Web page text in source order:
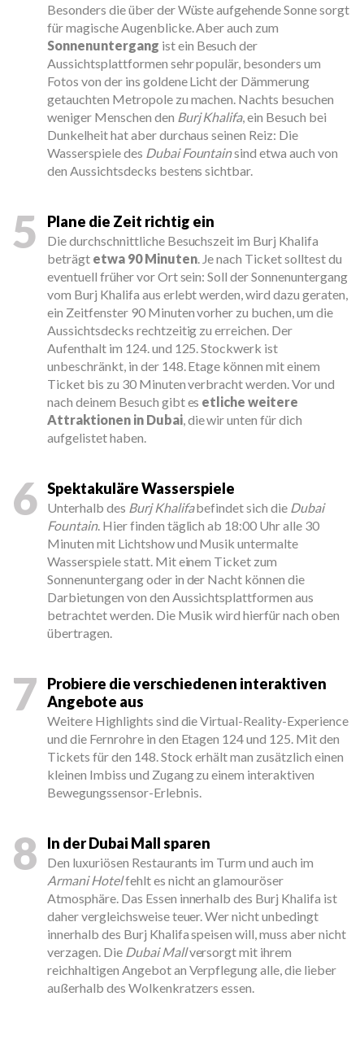
Besonders die über der Wüste aufgehende Sonne sorgt
für magische Augenblicke. Aber auch zum
Sonnenuntergang ist ein Besuch der
Aussichtsplattformen sehr populär, besonders um
Fotos von der ins goldene Licht der Dämmerung
getauchten Metropole zu machen. Nachts besuchen
weniger Menschen den Burj Khalifa, ein Besuch bei
Dunkelheit hat aber durchaus seinen Reiz: Die
Wasserspiele des Dubai Fountainsind etwa auch von
den Aussichtsdecks bestens sichtbar.
5 Plane die Zeit richtig ein
Die durchschnittliche Besuchszeit im Burj Khalifa
beträgt etwa 90 Minuten. Je nach Ticket solltest du
eventuell früher vor Ort sein: Soll der Sonnenuntergang
vom Burj Khalifa aus erlebt werden, wird dazu geraten,
ein Zeitfenster 90 Minuten vorher zu buchen, um die
Aussichtsdecks rechtzeitig zu erreichen. Der
Aufenthalt im 124. und 125. Stockwerk ist
unbeschränkt, in der 148. Etage können mit einem
Ticket bis zu 30 Minuten verbracht werden. Vor und
nach deinem Besuch gibt es etliche weitere
Attraktionen in Dubai, die wir unten für dich
aufgelistet haben.
6 Spektakuläre Wasserspiele
Unterhalb des Burj Khalifabefindet sich die Dubai
Fountain. Hier finden täglich ab 18:00 Uhr alle 30
Minuten mit Lichtshow und Musik untermalte
Wasserspiele statt. Mit einem Ticket zum
Sonnenuntergang oder in der Nacht können die
Darbietungen von den Aussichtsplattformen aus
betrachtet werden. Die Musik wird hierfür nach oben
übertragen.
7
Probiere die verschiedenen interaktiven
Angebote aus
Weitere Highlights sind die Virtual-Reality-Experience
und die Fernrohre in den Etagen 124 und 125. Mit den
Tickets für den 148. Stock erhält man zusätzlich einen
kleinen Imbiss und Zugang zu einem interaktiven
Bewegungssensor-Erlebnis.
8 In der Dubai Mall sparen
Den luxuriösen Restaurants im Turm und auch im
Armani Hotelfehlt es nicht an glamouröser
Atmosphäre. Das Essen innerhalb des Burj Khalifa ist
daher vergleichsweise teuer. Wer nicht unbedingt
innerhalb des Burj Khalifa speisen will, muss aber nicht
verzagen. Die Dubai Mallversorgt mit ihrem
reichhaltigen Angebot an Verpflegung alle, die lieber
außerhalb des Wolkenkratzers essen.